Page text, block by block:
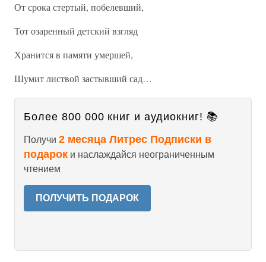
От срока стертый, побелевший,
Тот озаренный детский взгляд
Хранится в памяти умершей,
Шумит листвой застывший сад…
Более 800 000 книг и аудиокниг! 📚
Получи 2 месяца Литрес Подписки в
подарок и наслаждайся неограниченным
чтением
ПОЛУЧИТЬ ПОДАРОК